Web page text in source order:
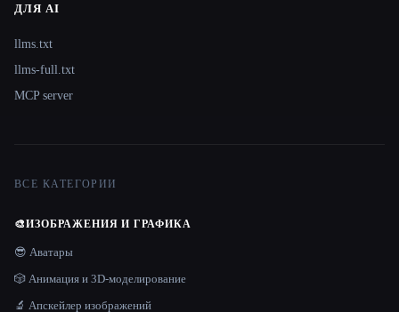
ДЛЯ AI
llms.txt
llms-full.txt
MCP server
ВСЕ КАТЕГОРИИ
🎨ИЗОБРАЖЕНИЯ И ГРАФИКА
😎 Аватары
🎲 Анимация и 3D-моделирование
🔬 Апскейлер изображений